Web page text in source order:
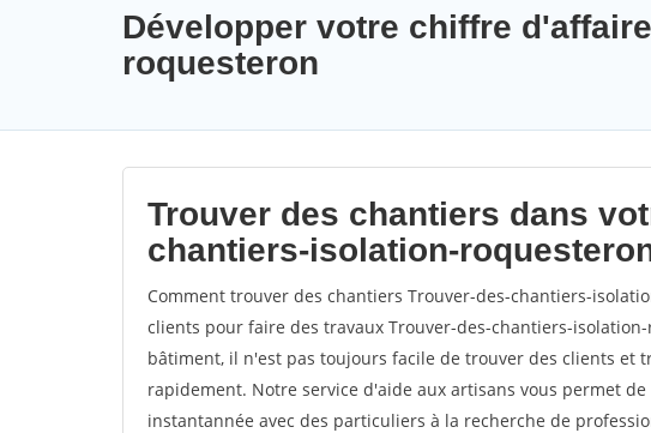
Développer votre chiffre
roquesteron
Trouver des chantiers dans
chantiers-isolation-
Comment trouver des chantiers Trouver-des-chantiers-
clients pour faire des travaux Trouver-des-chantiers-
bâtiment, il n'est pas toujours facile de trouver des clients et
rapidement. Notre service d'aide aux artisans vous permet
instantannée avec des particuliers à la recherche de